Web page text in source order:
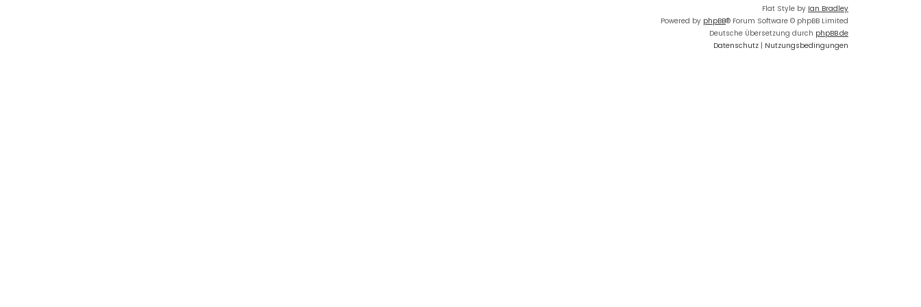
Flat Style by Ian Bradley
Powered by phpBB® Forum Software © phpBB Limited
Deutsche Übersetzung durch phpBB.de
Datenschutz | Nutzungsbedingungen